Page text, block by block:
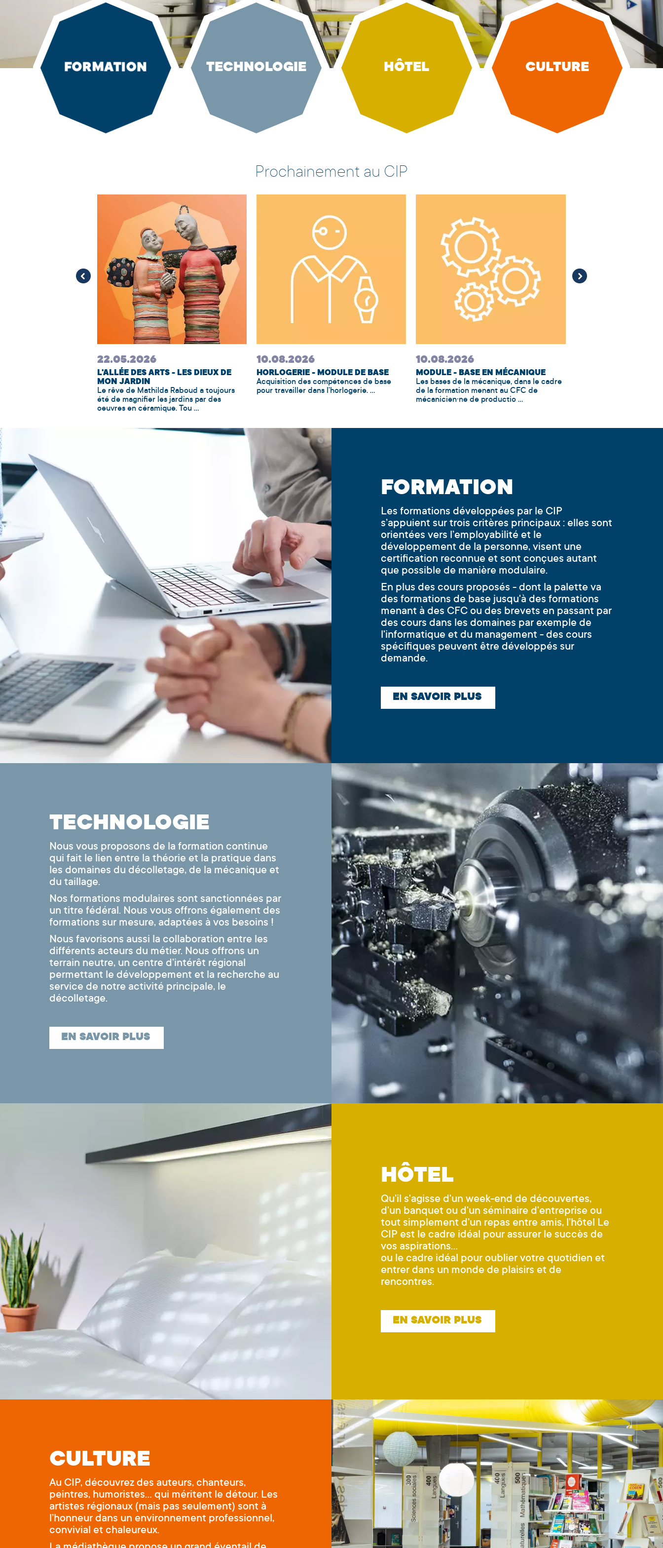
FORMATION TECHNOLOGIE HÔTEL CULTURE
Prochainement au CIP
22.05.2026
L'ALLÉE DES ARTS - LES DIEUX DE
MON JARDIN
Le rêve de Mathilda Raboud a toujours
été de magnifier les jardins par des
oeuvres en céramique. Tou ...
10.08.2026
HORLOGERIE - MODULE DE BASE
Acquisition des compétences de base
pour travailler dans l'horlogerie. ...
10.08.2026
MODULE - BASE EN MÉCANIQUE
Les bases de la mécanique, dans le cadre
de la formation menant au CFC de
mécanicien·ne de productio ...
FORMATION
Les formations développées par le CIP
s’appuient sur trois critères principaux : elles sont
orientées vers l’employabilité et le
développement de la personne, visent une
certification reconnue et sont conçues autant
que possible de manière modulaire.
En plus des cours proposés - dont la palette va
des formations de base jusqu'à des formations
menant à des CFC ou des brevets en passant par
des cours dans les domaines par exemple de
l'informatique et du management - des cours
spécifiques peuvent être développés sur
demande.
EN SAVOIR PLUS
TECHNOLOGIE
Nous vous proposons de la formation continue
qui fait le lien entre la théorie et la pratique dans
les domaines du décolletage, de la mécanique et
du taillage.
Nos formations modulaires sont sanctionnées par
un titre fédéral. Nous vous offrons également des
formations sur mesure, adaptées à vos besoins !
Nous favorisons aussi la collaboration entre les
différents acteurs du métier. Nous offrons un
terrain neutre, un centre d’intérêt régional
permettant le développement et la recherche au
service de notre activité principale, le
décolletage.
EN SAVOIR PLUS
HÔTEL
Qu'il s'agisse d'un week-end de découvertes,
d'un banquet ou d'un séminaire d'entreprise ou
tout simplement d’un repas entre amis, l’hôtel Le
CIP est le cadre idéal pour assurer le succès de
vos aspirations…
ou le cadre idéal pour oublier votre quotidien et
entrer dans un monde de plaisirs et de
rencontres.
EN SAVOIR PLUS
CULTURE
Au CIP, découvrez des auteurs, chanteurs,
peintres, humoristes… qui méritent le détour. Les
artistes régionaux (mais pas seulement) sont à
l’honneur dans un environnement professionnel,
convivial et chaleureux.